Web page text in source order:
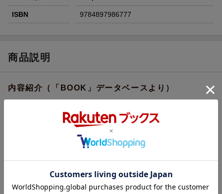
ISBN 9784897986777
商品説明
内容紹介（「BOOK」データベースより）
が、日本の英語教育の現状とテレビ番組の実状を辛口で綴った評
第１部 英語教育批評（言語感覚の問題／「日本語と英語の違
い」を考える／「本から学ぶこと」の意味／「教育実習と英語教